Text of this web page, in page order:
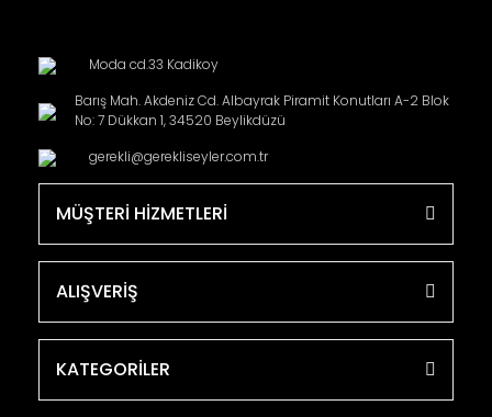
Moda cd.33 Kadikoy
Barış Mah. Akdeniz Cd. Albayrak Piramit Konutları A-2 Blok
No: 7 Dükkan 1, 34520 Beylikdüzü
gerekli@gerekliseyler.com.tr
MÜŞTERİ HİZMETLERİ
ALIŞVERİŞ
KATEGORİLER